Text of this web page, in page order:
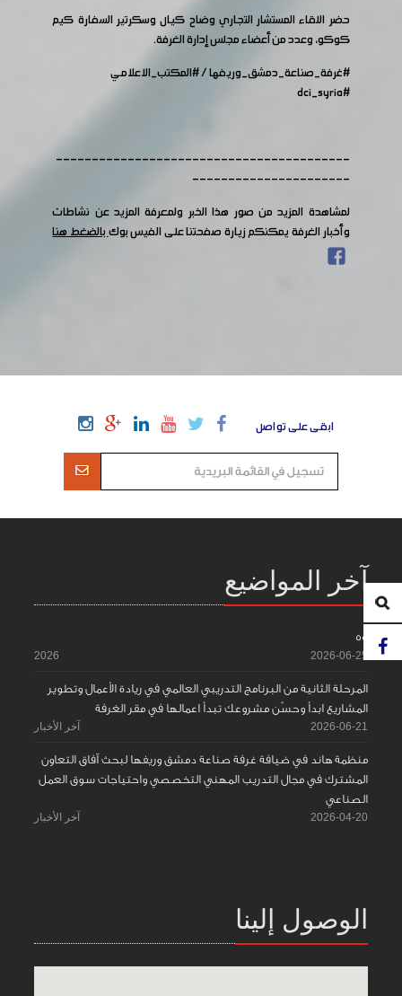
حضر اللقاء المستشار التجاري وضاح كيال وسكرتير السفارة كيم
كوكو، وعدد من أعضاء مجلس إدارة الغرفة.
#غرفة_صناعة_دمشق_وريفها/#المكتب_الاعلامي
#dci_syria
-----------------------------------------
----------------------
لمشاهدة المزيد من صور هذا الخبر ولمعرفة المزيد عن نشاطات
وأخبار الغرفة يمكنكم زيارة صفحتنا على الفيس بوكبالضغط هنا
ابقى على تواصل
آخر المواضيع
55
2026-06-25
2026
المرحلة الثانية من البرنامج التدريبي العالمي في ريادة الأعمال وتطوير
المشاريع ابدأ وحسّن مشروعك تبدأ اعمالها في مقر الغرفة
2026-06-21 آخر الأخبار
منظمة هاند في ضيافة غرفة صناعة دمشق وريفها لبحث آفاق التعاون
المشترك في مجال التدريب المهني التخصصي واحتياجات سوق العمل
الصناعي
2026-04-20 آخر الأخبار
الوصول إلينا